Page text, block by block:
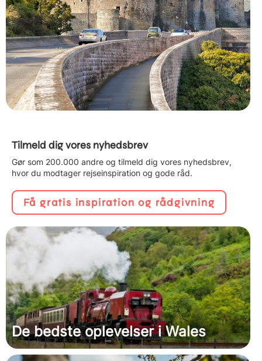
Tilmeld dig vores nyhedsbrev
Gør som 200.000 andre og tilmeld dig vores nyhedsbrev,
hvor du modtager rejseinspiration og gode råd.
Få gratis inspiration og rådgivning
De bedste oplevelser i Wales